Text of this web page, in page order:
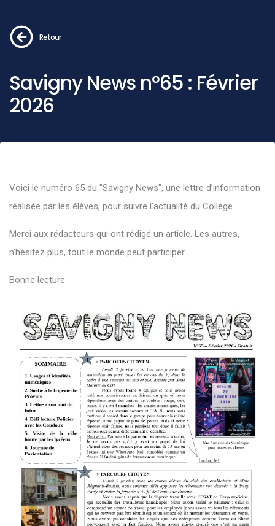
Retour
Savigny News n°65 : Février
2026
Voici le numéro 65 du "Savigny News", une lettre d’information
réalisée par les élèves, pour suivre l’actualité du Collège.
Merci aux rédacteurs qui ont rédigé un article. Les autres,
n’hésitez plus, tout le monde peut participer.
Bonne lecture